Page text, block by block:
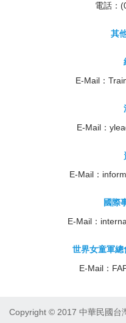
電話：
其
E-Mail：
E-Mail：
E-Mail：
國際
E-Mail：
世界女童軍
E-Mail：
Copyright © 2017 中華民國台